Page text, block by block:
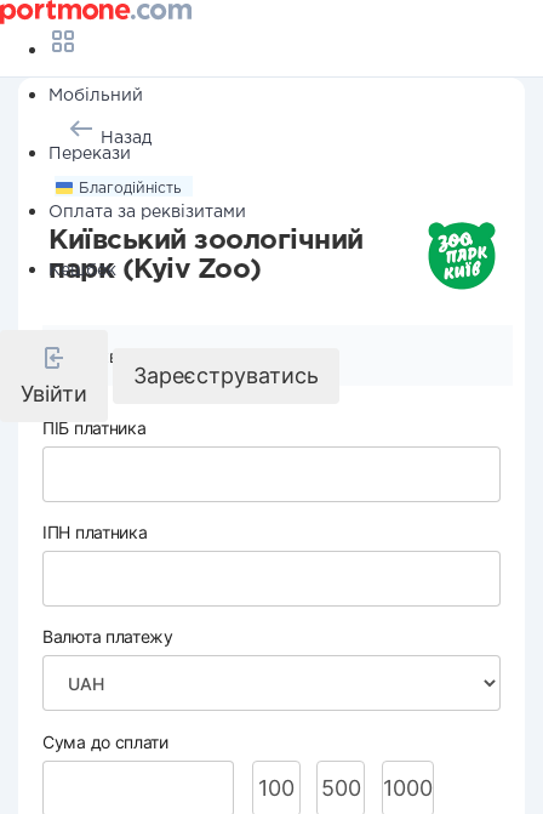
Мобільний
Перекази
Оплата за реквізитами
Кешбек
Увійти
Зареєструватись
Назад
Благодійність
Київський зоологічний
парк (Kyiv Zoo)
Реквізити компанії
ПІБ платника
ІПН платника
Валюта платежу
Сума до сплати
100 500 1000